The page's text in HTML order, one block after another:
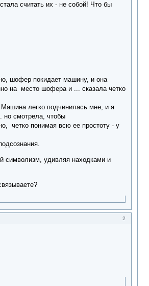
считать их - не собой! Что бы
шофер покидает машину, и она
на место шофера и ... сказала четко
легко подчинилась мне, и я
но смотрела, чтобы
четко понимая всю ее простоту - у
символизм, удивляя находками и
2